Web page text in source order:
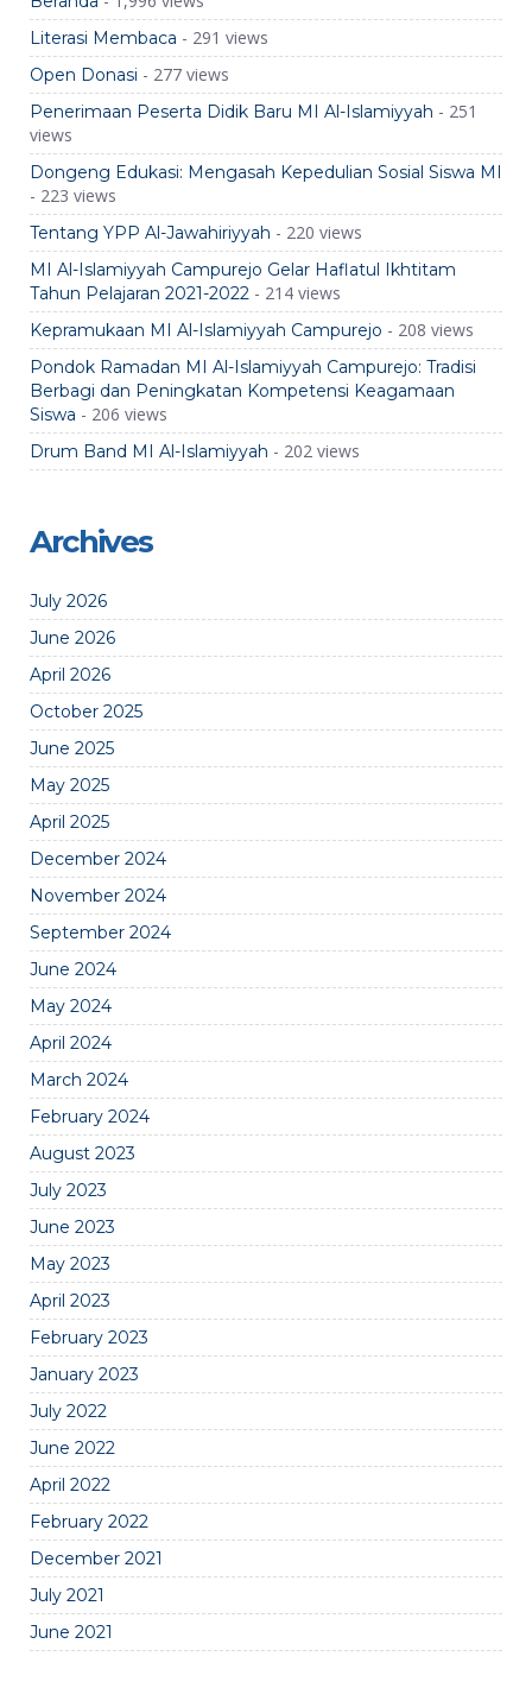
Literasi Membaca - 291 views
Open Donasi - 277 views
Penerimaan Peserta Didik Baru MI Al-Islamiyyah - 251
views
Dongeng Edukasi: Mengasah Kepedulian Sosial Siswa MI
- 223 views
Tentang YPP Al-Jawahiriyyah - 220 views
MI Al-Islamiyyah Campurejo Gelar Haflatul Ikhtitam
Tahun Pelajaran 2021-2022 - 214 views
Kepramukaan MI Al-Islamiyyah Campurejo - 208 views
Pondok Ramadan MI Al-Islamiyyah Campurejo: Tradisi
Berbagi dan Peningkatan Kompetensi Keagamaan
Siswa - 206 views
Drum Band MI Al-Islamiyyah - 202 views
Archives
July 2026
June 2026
April 2026
October 2025
June 2025
May 2025
April 2025
December 2024
November 2024
September 2024
June 2024
May 2024
April 2024
March 2024
February 2024
August 2023
July 2023
June 2023
May 2023
April 2023
February 2023
January 2023
July 2022
June 2022
April 2022
February 2022
December 2021
July 2021
June 2021